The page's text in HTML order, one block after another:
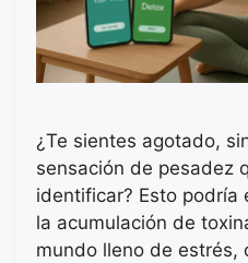
¿Te sientes agotado,
sensación de pesadez
identificar? Esto podría
la acumulación de
mundo lleno de estrés,